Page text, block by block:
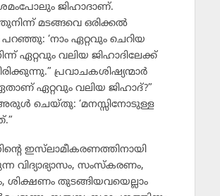
ജിഹാദാണ്.
മടങ്ങവെ ഒരിക്കല്‍
‘നാം ഏറ്റവും ചെറിയ
ഏറ്റവും വലിയ ജിഹാദിലേക്ക്
പ്രവാചകശിഷ്യന്മാര്‍
ഏറ്റവും വലിയ ജിഹാദ്?”
ചെയ്തു: ‘മനസ്സിനോടുള്ള
ഇസ്‌ലാമീകരണത്തിനായി
വിദ്യാഭ്യാസം, സംസ്‌കരണം,
ശിക്ഷണം തുടങ്ങിയവയെല്ലാം